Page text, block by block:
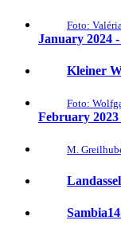
Foto:
January 2024
Kleiner
Foto:
February 2023
M.
Sambia